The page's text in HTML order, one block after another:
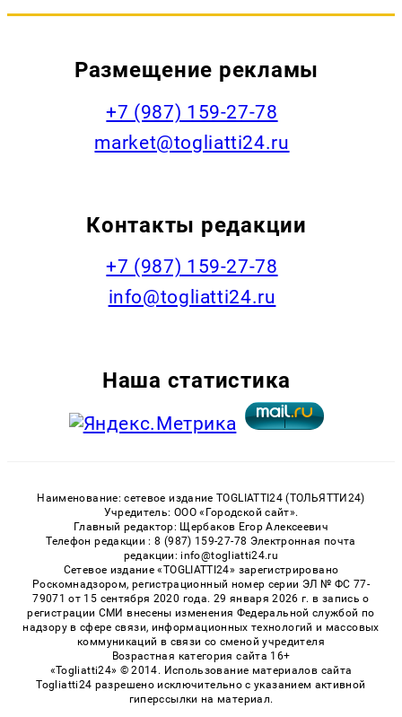
Размещение рекламы
+7 (987) 159-27-78
market@togliatti24.ru
Контакты редакции
+7 (987) 159-27-78
info@togliatti24.ru
Наша статистика
Наименование: сетевое издание TOGLIATTI24 (ТОЛЬЯТТИ24)
Учредитель: ООО «Городской сайт».
Главный редактор: Щербаков Егор Алексеевич
Телефон редакции : 8 (987) 159-27-78 Электронная почта
редакции: info@togliatti24.ru
Сетевое издание «TOGLIATTI24» зарегистрировано
Роскомнадзором, регистрационный номер серии ЭЛ № ФС 77-
79071 от 15 сентября 2020 года. 29 января 2026 г. в запись о
регистрации СМИ внесены изменения Федеральной службой по
надзору в сфере связи, информационных технологий и массовых
коммуникаций в связи со сменой учредителя
Возрастная категория сайта 16+
«Togliatti24» © 2014. Использование материалов сайта
Togliatti24 разрешено исключительно с указанием активной
гиперссылки на материал.